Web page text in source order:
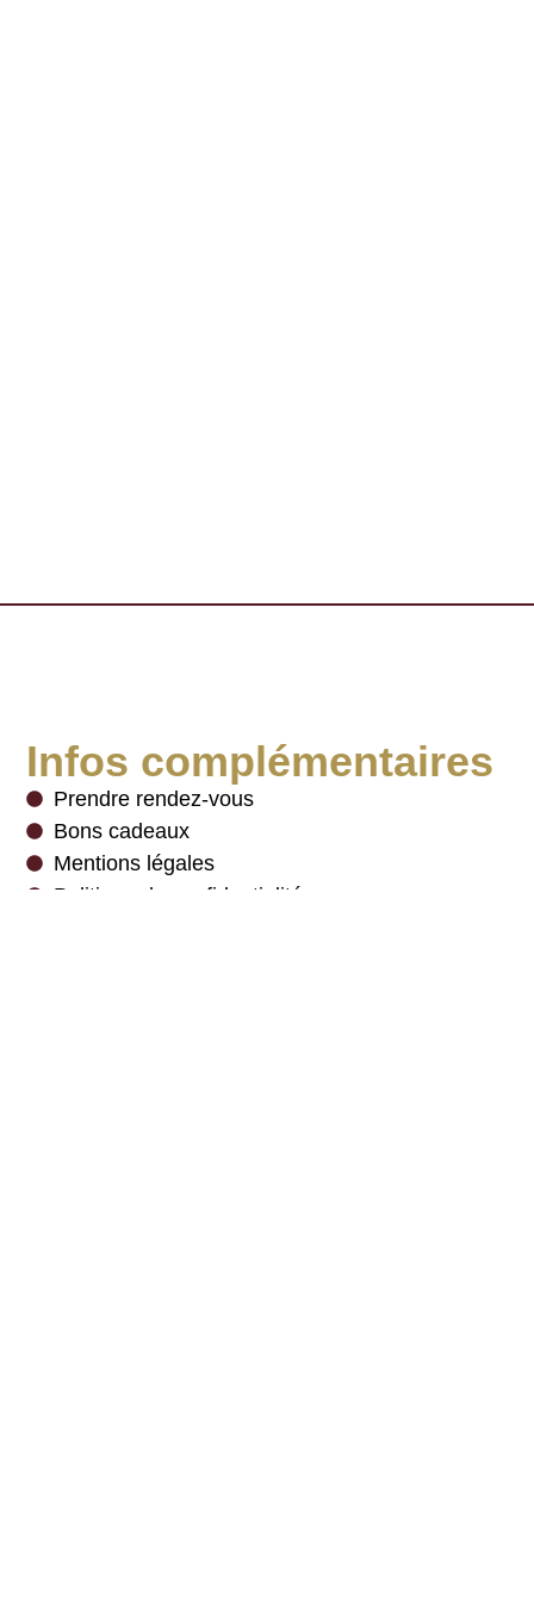
Infos complémentaires
Prendre rendez-vous
Bons cadeaux
Mentions légales
Politique de confidentialité